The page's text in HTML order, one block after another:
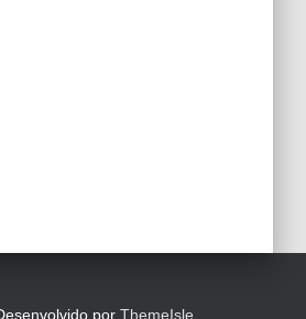
por ThemeIsle